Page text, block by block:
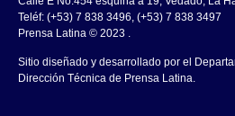
Teléf: (+53) 7 838 3496, (+53) 7 838 3497
Prensa Latina © 2023 .
Sitio diseñado y desarrollado por el
Dirección Técnica de Prensa Latina.